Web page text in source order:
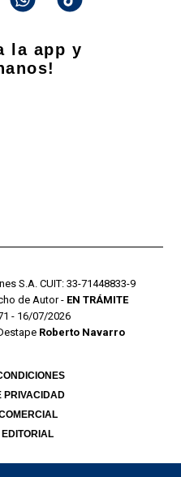
la app y
S.A. CUIT: 33-71448833-9
de Autor - EN TRÁMITE
- 16/07/2026
Roberto Navarro
PRIVACIDAD